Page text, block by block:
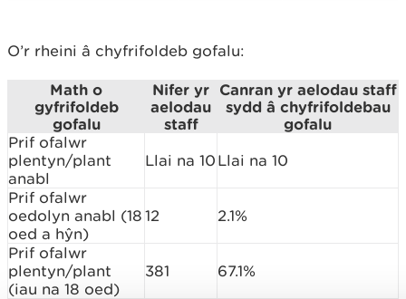
O’r rheini â chyfrifoldeb gofalu:
Math o
gyfrifoldeb
gofalu
Nifer yr
aelodau
staff
Canran yr aelodau staff
sydd â chyfrifoldebau
gofalu
Prif ofalwr
plentyn/plant
anabl
Llai na 10 Llai na 10
Prif ofalwr
oedolyn anabl (18
oed a hŷn)
12 2.1%
Prif ofalwr
plentyn/plant
(iau na 18 oed)
381 67.1%